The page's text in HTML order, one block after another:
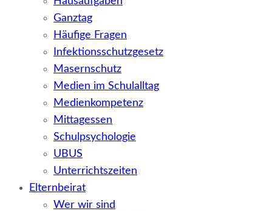
Ganztag
Häufige Fragen
Infektionsschutzgesetz
Masernschutz
Medien im Schulalltag
Medienkompetenz
Mittagessen
Schulpsychologie
UBUS
Unterrichtszeiten
Elternbeirat
Wer wir sind